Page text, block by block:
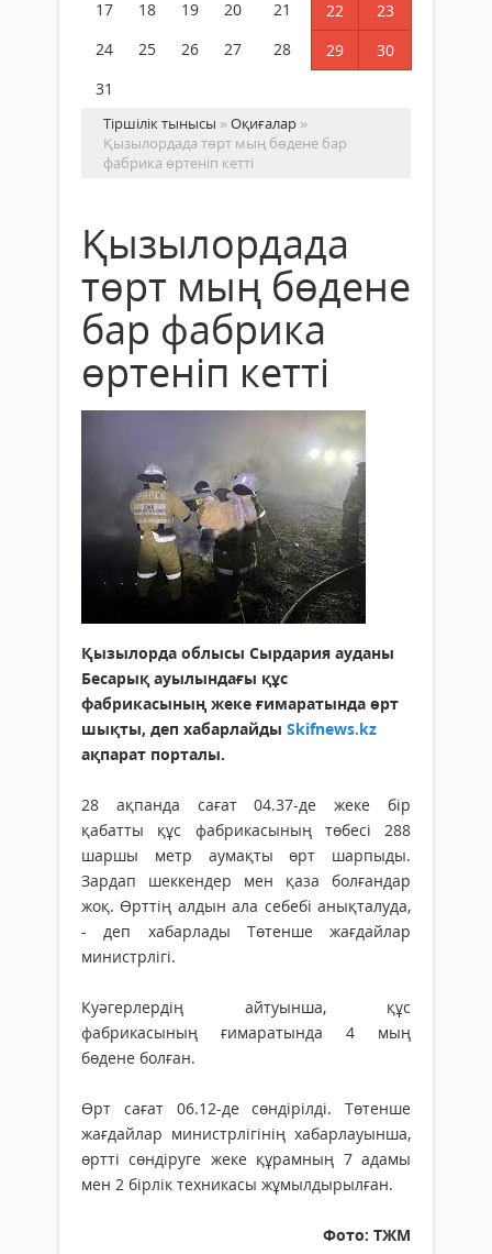
17
18 19 20 21 22
23
24
25 26 27 28 29
30
31
Тіршілік тынысы »Оқиғалар »
Қызылордада төрт мың бөдене бар
фабрика өртеніп кетті
Қызылордада
төрт мың бөдене
бар фабрика
өртеніп кетті
Қызылорда облысы Сырдария ауданы
Бесарық ауылындағы құс
фабрикасының жеке ғимаратында өрт
шықты, деп хабарлайды Skifnews.kz
ақпарат порталы.
28 ақпанда сағат 04.37-де жеке бір
қабатты құс фабрикасының төбесі 288
шаршы метр аумақты өрт шарпыды.
Зардап шеккендер мен қаза болғандар
жоқ. Өрттің алдын ала себебі анықталуда,
- деп хабарлады Төтенше жағдайлар
министрлігі.
Куәгерлердің айтуынша, құс
фабрикасының ғимаратында 4 мың
бөдене болған.
Өрт сағат 06.12-де сөндірілді. Төтенше
жағдайлар министрлігінің хабарлауынша,
өртті сөндіруге жеке құрамның 7 адамы
мен 2 бірлік техникасы жұмылдырылған.
Фото: ТЖМ